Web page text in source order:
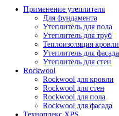
Применение утеплителя
Для фундамента
Утеплитель для пола
Утеплитель для труб
Теплоизоляция кровли
Утеплитель для фасада
Утеплитель для стен
Rockwool
Rockwool для кровли
Rockwool для стен
Rockwool для пола
Rockwool для фасада
Техноплекс XPS